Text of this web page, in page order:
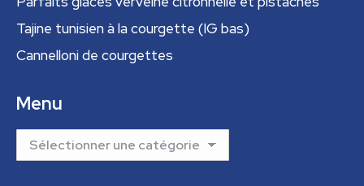
Tajine tunisien à la courgette (IG bas)
Cannelloni de courgettes
Menu
Menu